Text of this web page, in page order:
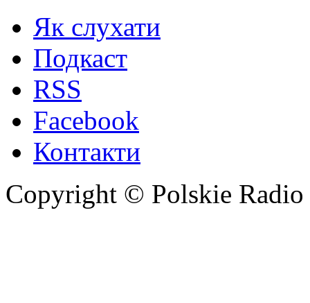
Як слухати
Подкаст
RSS
Facebook
Контакти
Copyright © Polskie